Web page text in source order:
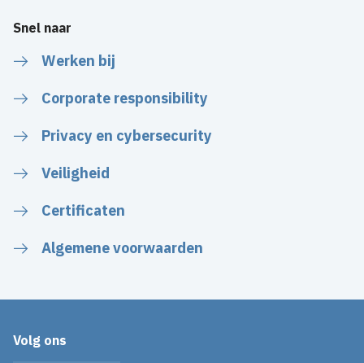
Snel naar
Werken bij
Corporate responsibility
Privacy en cybersecurity
Veiligheid
Certificaten
Algemene voorwaarden
Volg ons